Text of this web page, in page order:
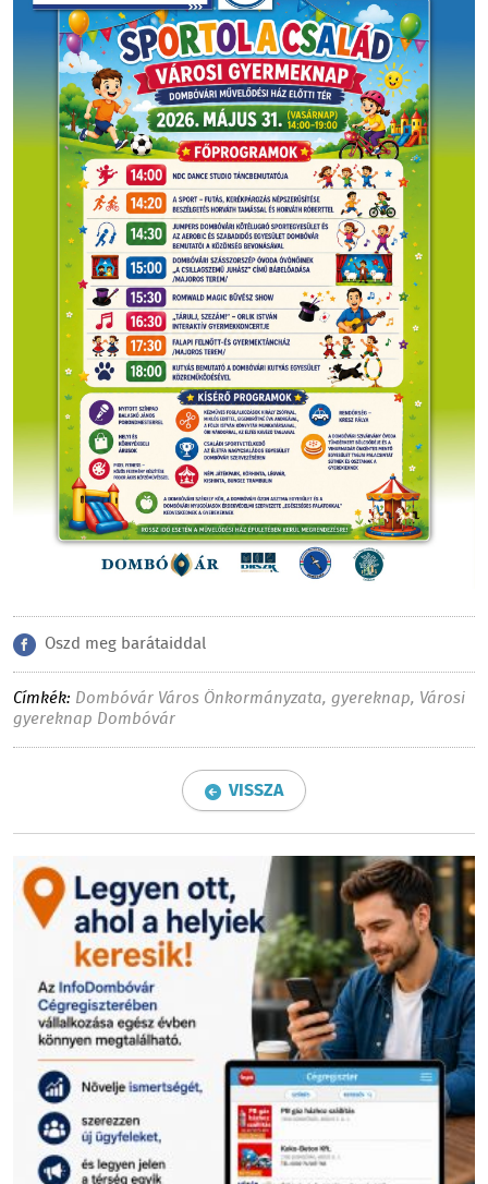
Oszd meg barátaiddal
Címkék: Dombóvár Város Önkormányzata, gyereknap, Városi
gyereknap Dombóvár
VISSZA